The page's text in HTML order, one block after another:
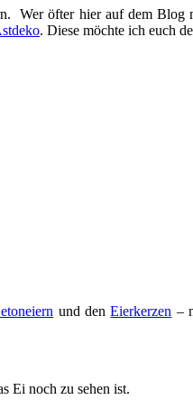
Wer öfter hier auf dem
. Diese möchte ich euch
und denEierkerzen –
Ei noch zu sehen ist.